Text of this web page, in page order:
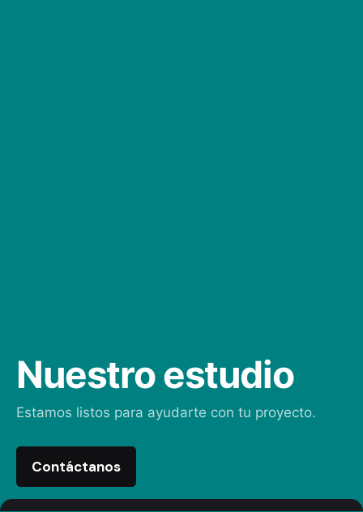
Nuestro estudio
Estamos listos para ayudarte con tu proyecto.
Contáctanos